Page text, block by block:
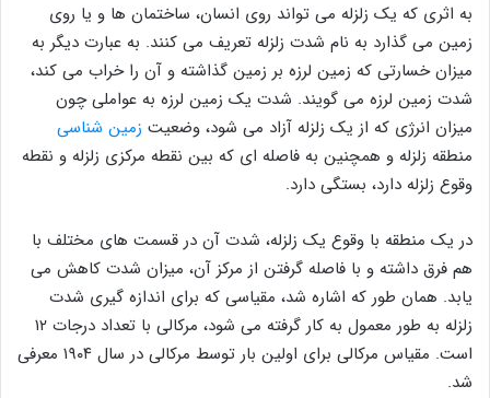
به اثری که یک زلزله می تواند روی انسان، ساختمان ها و یا روی
زمین می گذارد به نام شدت زلزله تعریف می کنند. به عبارت دیگر به
میزان خسارتی که زمین لرزه بر زمین گذاشته و آن را خراب می کند،
شدت زمین لرزه می گویند. شدت یک زمین لرزه به عواملی چون
میزان انرژی که از یک زلزله آزاد می شود، وضعیت زمین شناسی
منطقه زلزله و همچنین به فاصله ای که بین نقطه مرکزی زلزله و نقطه
وقوع زلزله دارد، بستگی دارد.
در یک منطقه با وقوع یک زلزله، شدت آن در قسمت های مختلف با
هم فرق داشته و با فاصله گرفتن از مرکز آن، میزان شدت کاهش می
یابد. همان طور که اشاره شد، مقیاسی که برای اندازه گیری شدت
زلزله به طور معمول به کار گرفته می شود، مرکالی با تعداد درجات ۱۲
است. مقیاس مرکالی برای اولین بار توسط مرکالی در سال ۱۹۰۴ معرفی
شد.